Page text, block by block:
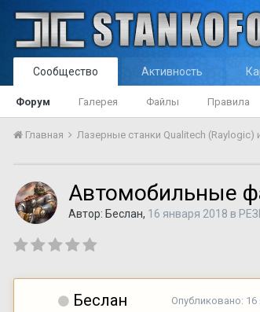
Сообщество
Форум Галерея Файлы Правила
Активность
Главная Лазерные станки Qualitech (Raylogic)
Автомобильные
Автор: Беслан, 16 января 2018 в
Беслан Опубликовано: 16